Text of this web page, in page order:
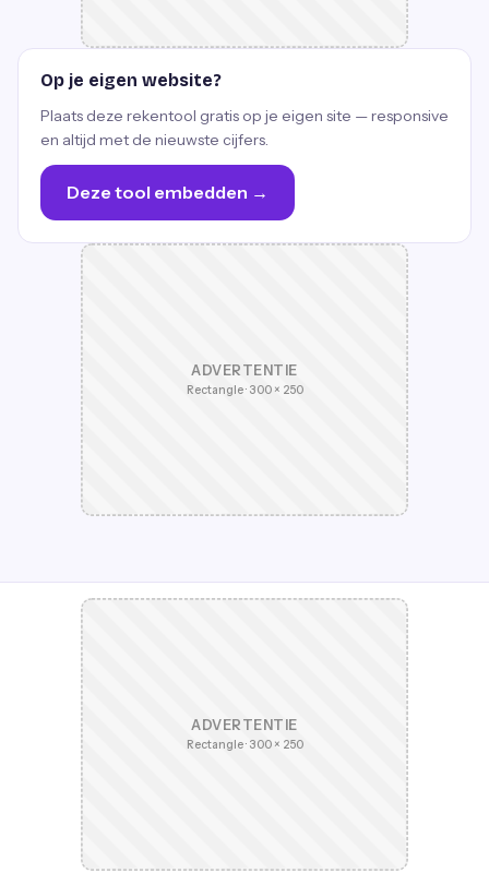
Op je eigen website?
Plaats deze rekentool gratis op je eigen site — responsive
en altijd met de nieuwste cijfers.
Deze tool embedden →
ADVERTENTIE
Rectangle · 300 × 250
ADVERTENTIE
Rectangle · 300 × 250